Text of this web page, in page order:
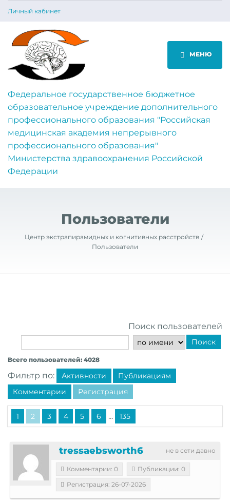
Личный кабинет
МЕНЮ
Федеральное государственное бюджетное
образовательное учреждение дополнительного
профессионального образования "Российская
медицинская академия непрерывного
профессионального образования"
Министерства здравоохранения Российской
Федерации
Пользователи
Центр экстрапирамидных и когнитивных расстройств
Пользователи
Поиск пользователей
Поиск
Всего пользователей: 4028
Фильтр по: Активности
Публикациям
Комментарии
Регистрация
1 2 3 4 5 6 ... 135
не в сети давно
tressaebsworth6
Комментарии: 0
Публикации: 0
Регистрация: 26-07-2026